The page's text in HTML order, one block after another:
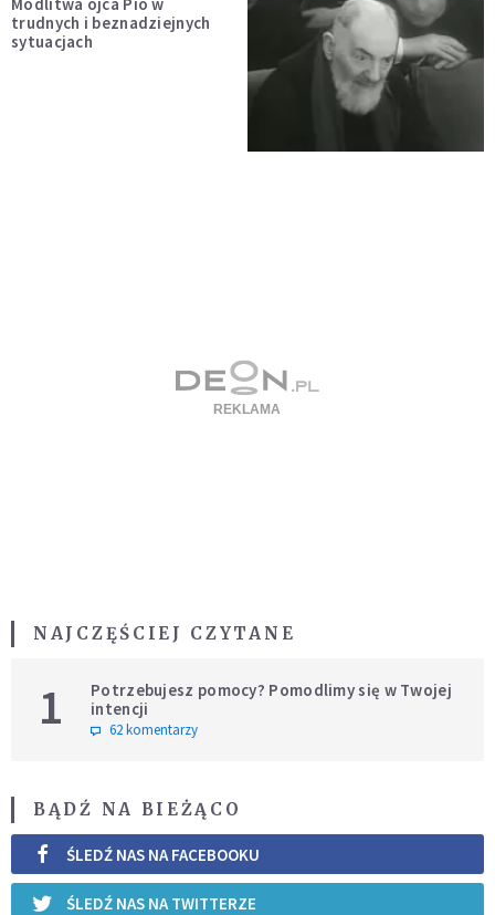
trudnych i beznadziejnych
sytuacjach
NAJCZĘŚCIEJ CZYTANE
1
Potrzebujesz pomocy? Pomodlimy się w Twojej
intencji
62 komentarzy
BĄDŹ NA BIEŻĄCO
ŚLEDŹ NAS NA FACEBOOKU
ŚLEDŹ NAS NA TWITTERZE